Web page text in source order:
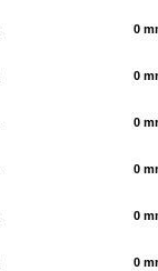
0
0
0
0
0
0